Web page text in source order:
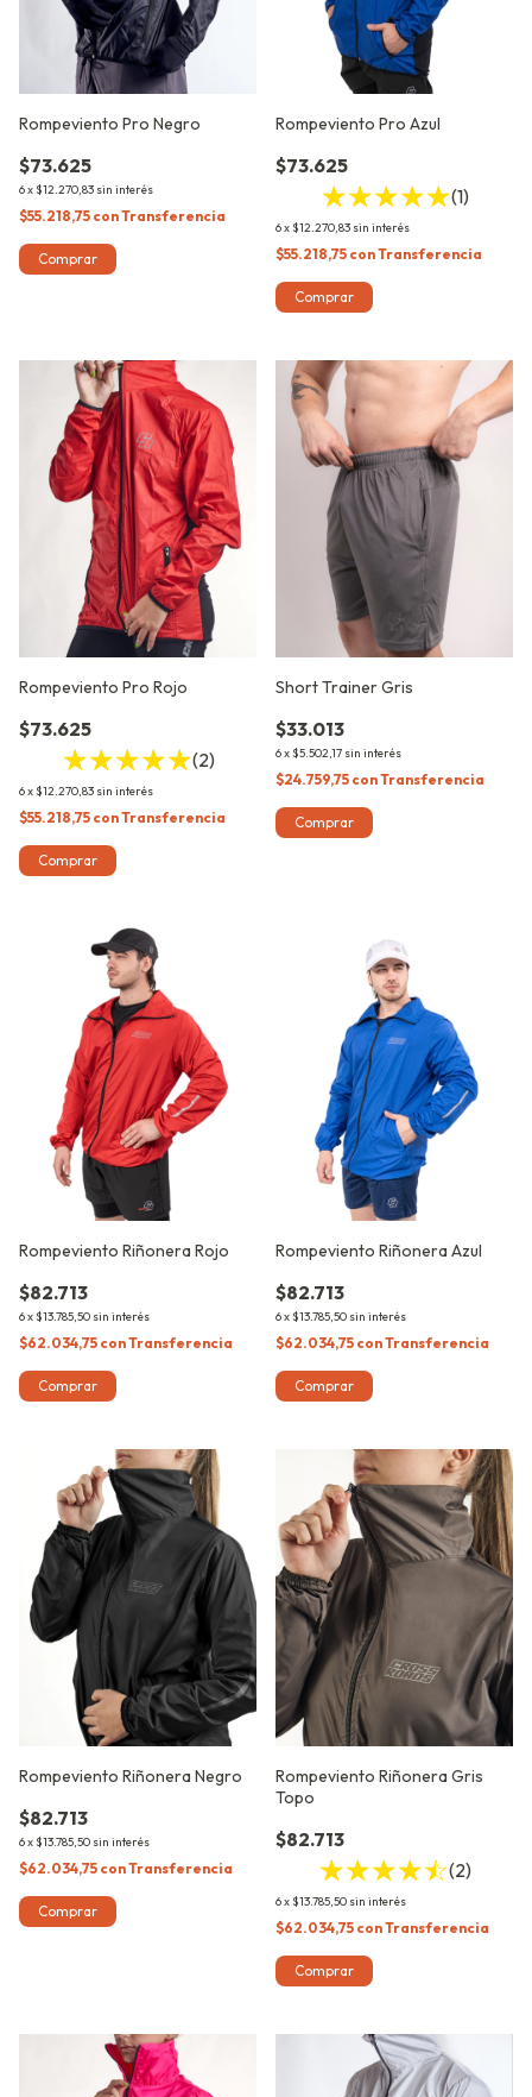
Rompeviento Pro Negro
$73.625
6x $12.270,83 sin interés
$55.218,75 conTransferencia
Comprar
Rompeviento Pro Azul
$73.625
(1)
6x $12.270,83 sin interés
$55.218,75 conTransferencia
Comprar
Rompeviento Pro Rojo
$73.625
(2)
6x $12.270,83 sin interés
$55.218,75 conTransferencia
Comprar
Short Trainer Gris
$33.013
6x $5.502,17 sin interés
$24.759,75 conTransferencia
Comprar
Rompeviento Riñonera Rojo
$82.713
6x $13.785,50 sin interés
$62.034,75 conTransferencia
Comprar
Rompeviento Riñonera Azul
$82.713
6x $13.785,50 sin interés
$62.034,75 conTransferencia
Comprar
Rompeviento Riñonera Negro
$82.713
6x $13.785,50 sin interés
$62.034,75 conTransferencia
Comprar
Rompeviento Riñonera Gris
Topo
$82.713
(2)
6x $13.785,50 sin interés
$62.034,75 conTransferencia
Comprar